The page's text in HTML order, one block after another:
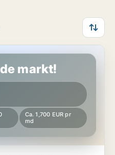
Friesland NL
markt!
Ca. 1,700 EUR pr
md